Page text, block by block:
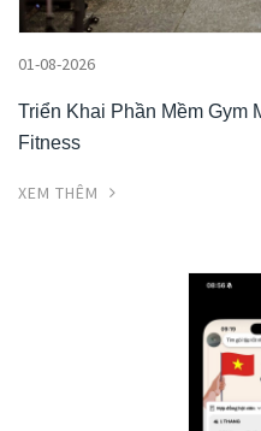
01-08-2026
Triển Khai Phần Mềm Gym
Fitness
XEM THÊM